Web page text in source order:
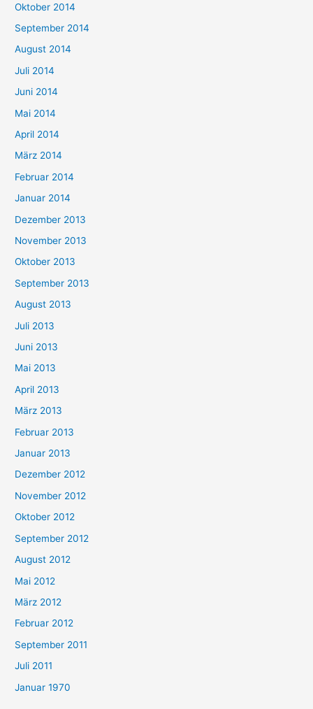
Oktober 2014
September 2014
August 2014
Juli 2014
Juni 2014
Mai 2014
April 2014
März 2014
Februar 2014
Januar 2014
Dezember 2013
November 2013
Oktober 2013
September 2013
August 2013
Juli 2013
Juni 2013
Mai 2013
April 2013
März 2013
Februar 2013
Januar 2013
Dezember 2012
November 2012
Oktober 2012
September 2012
August 2012
Mai 2012
März 2012
Februar 2012
September 2011
Juli 2011
Januar 1970